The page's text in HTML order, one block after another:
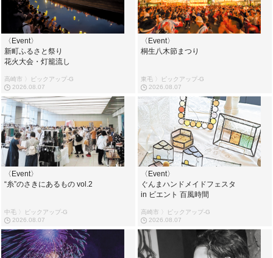
〈Event〉
新町ふるさと祭り
花火大会・灯籠流し
高崎市 〉ピックアップ-G
2026.08.07
〈Event〉
桐生八木節まつり
東毛 〉ピックアップ-G
2026.08.07
〈Event〉
“糸”のさきにあるもの vol.2
中毛 〉ピックアップ-G
2026.08.07
〈Event〉
ぐんまハンドメイドフェスタ
in ビエント 百風時間
高崎市 〉ピックアップ-G
2026.08.07